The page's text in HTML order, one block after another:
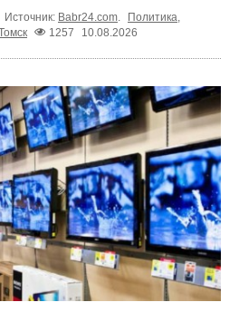
Источник: Babr24.com. Политика,
1257 10.08.2026